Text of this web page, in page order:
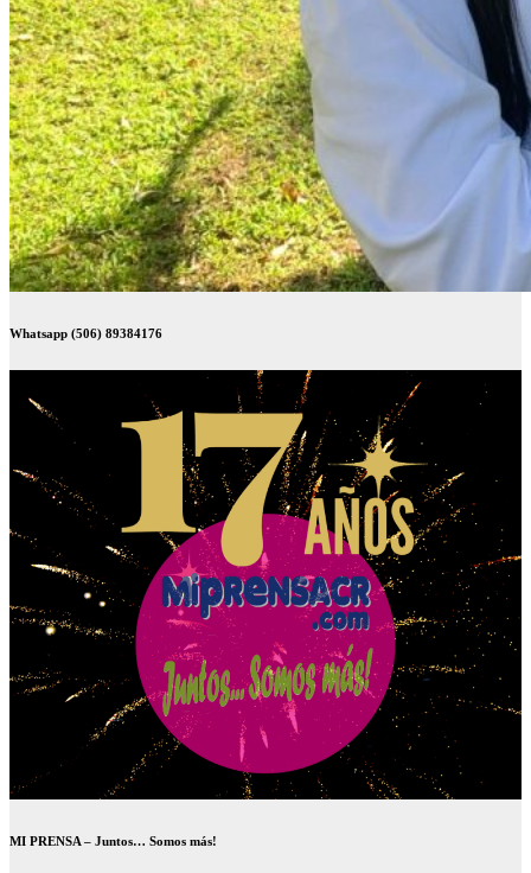
Whatsapp (506) 89384176
MI PRENSA – Juntos… Somos más!